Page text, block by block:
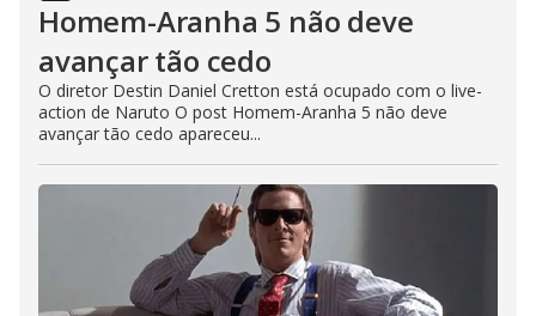
Homem-Aranha 5 não deve
avançar tão cedo
O diretor Destin Daniel Cretton está ocupado com o live-
action de Naruto O post Homem-Aranha 5 não deve
avançar tão cedo apareceu...